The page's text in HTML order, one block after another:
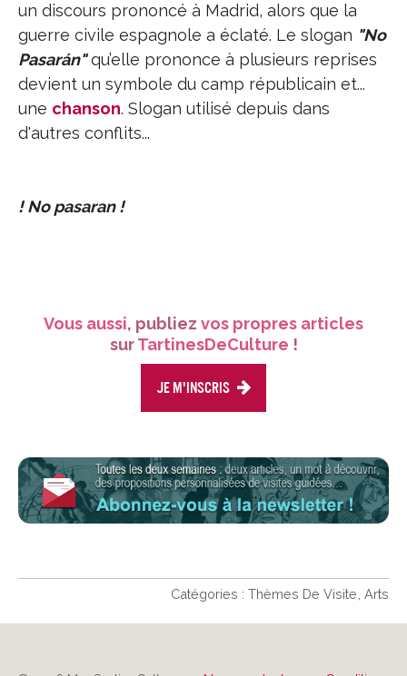
un discours prononcé à Madrid, alors que la
guerre civile espagnole a éclaté. Le slogan "No
Pasarán"qu’elle prononce à plusieurs reprises
devient un symbole du camp républicain et...
une chanson. Slogan utilisé depuis dans
d'autres conflits...
! No pasaran !
Vous aussi, publiez vos propres articles
surTartinesDeCulture !
Je m'inscris
Catégories : Thèmes De Visite Arts